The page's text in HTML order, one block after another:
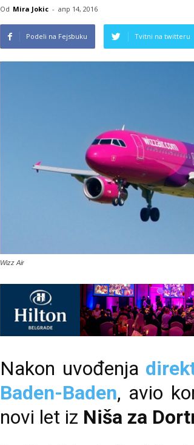
Od Mira Jokic - апр 14, 2016
Podeli na Fejsbuku Tvitni na twitteru
Wizz Air
Nakon uvođenja
Baden-Baden, avio
novi let iz Niša za